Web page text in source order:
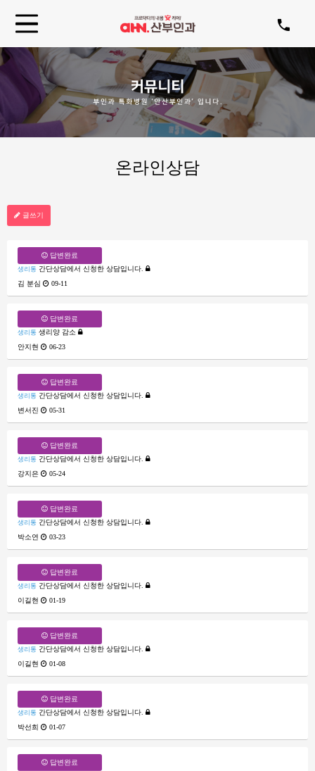
온라인상담
글쓰기
답변완료
생리통 간단상담에서 신청한 상담입니다.
김 분심
09-11
답변완료
생리통 생리양 감소
안지현
06-23
답변완료
생리통 간단상담에서 신청한 상담입니다.
변서진
05-31
답변완료
생리통 간단상담에서 신청한 상담입니다.
강지은
05-24
답변완료
생리통 간단상담에서 신청한 상담입니다.
박소연
03-23
답변완료
생리통 간단상담에서 신청한 상담입니다.
이길현
01-19
답변완료
생리통 간단상담에서 신청한 상담입니다.
이길현
01-08
답변완료
생리통 간단상담에서 신청한 상담입니다.
박선희
01-07
답변완료